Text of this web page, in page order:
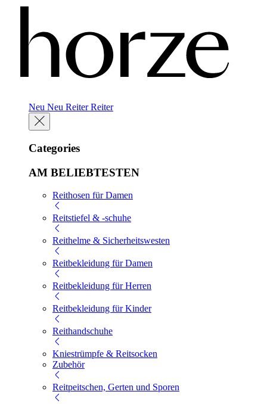
Neu Neu Reiter Reiter
Categories
AM BELIEBTESTEN
Reithosen für Damen
Reitstiefel & -schuhe
Reithelme & Sicherheitswesten
Reitbekleidung für Damen
Reitbekleidung für Herren
Reitbekleidung für Kinder
Reithandschuhe
Kniestrümpfe & Reitsocken
Zubehör
Reitpeitschen, Gerten und Sporen